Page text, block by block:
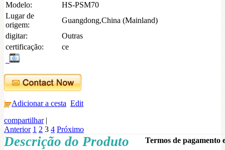
Modelo:
HS-PSM70
Lugar de
origem:
Guangdong,China (Mainland)
digitar:
Outras
certificação:
ce
Adicionar a cesta Edit
compartilhar |
Anterior 1 2 3 4 Próximo
Descrição do Produto
Termos de pagamento